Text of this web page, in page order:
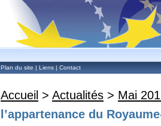
Plan du site | Liens | Contact
Accueil > Actualités > Mai
l’appartenance du